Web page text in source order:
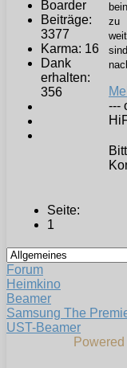
Beiträge:
3377
Karma: 16
Dank
erhalten:
356
zu
---
Seite:
1
Forum
Heimkino
Beamer
Samsung The
UST-Beamer